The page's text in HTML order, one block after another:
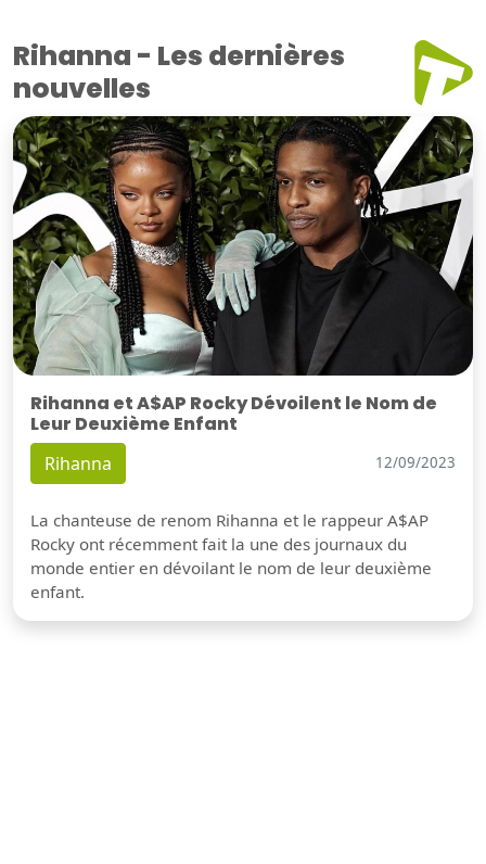
Rihanna - Les dernières
nouvelles
Rihanna et A$AP Rocky Dévoilent le Nom de
Leur Deuxième Enfant
Rihanna 12/09/2023
La chanteuse de renom Rihanna et le rappeur A$AP
Rocky ont récemment fait la une des journaux du
monde entier en dévoilant le nom de leur deuxième
enfant.